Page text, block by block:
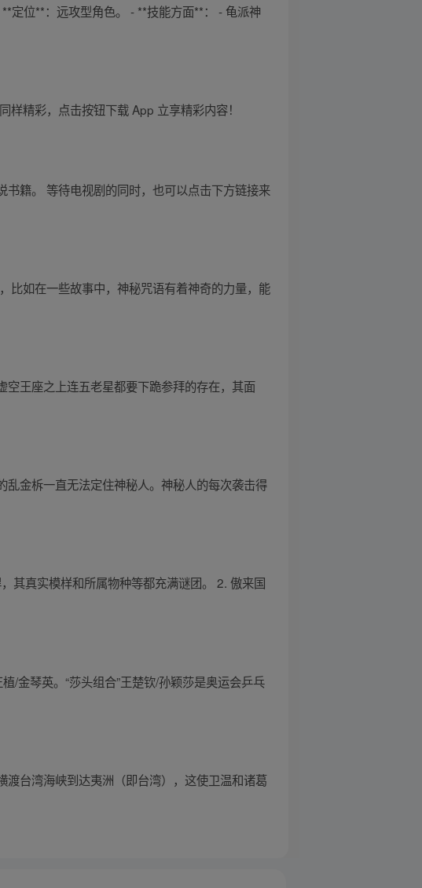
定位**：远攻型角色。 - **技能方面**： - 龟派神
精彩，点击按钮下载 App 立享精彩内容！
籍。 等待电视剧的同时，也可以点击下方链接来
比如在一些故事中，神秘咒语有着神奇的力量，能
王座之上连五老星都要下跪参拜的存在，其面
金柝一直无法定住神秘人。神秘人的每次袭击得
其真实模样和所属物种等都充满谜团。 2. 傲来国
/金琴英。“莎头组合”王楚钦/孙颖莎是奥运会乒乓
台湾海峡到达夷洲（即台湾），这使卫温和诸葛